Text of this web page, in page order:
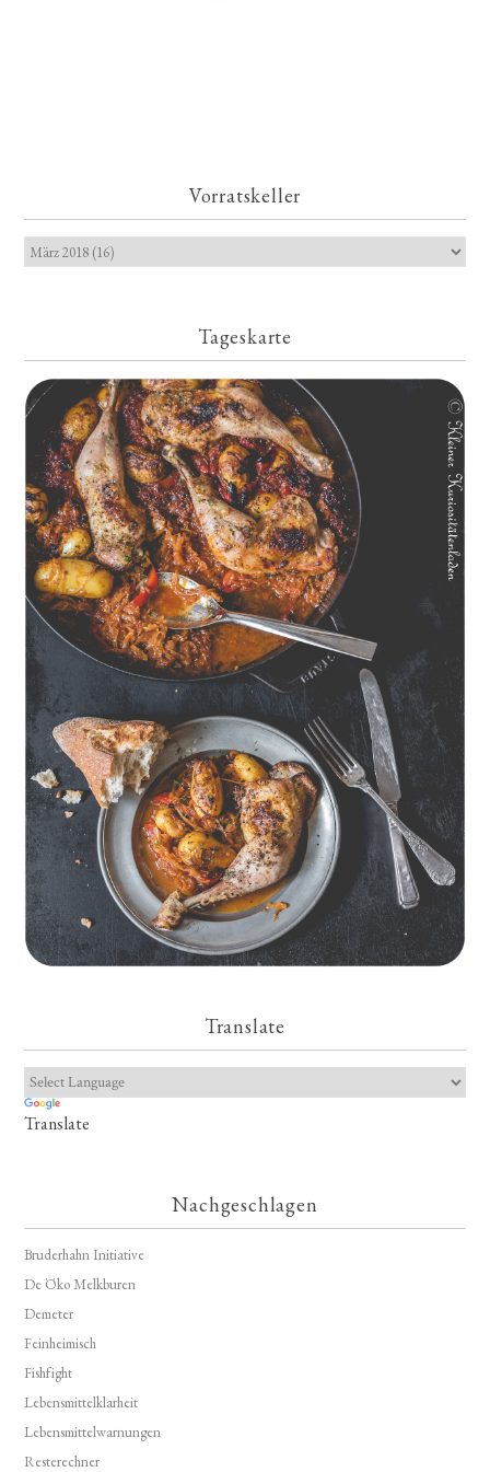
Vorratskeller
Tageskarte
Geschmorte Hähnchenschenkel auf Paprikakraut und kleinen
Kartoffeln
Translate
Translate
Nachgeschlagen
Bruderhahn Initiative
De Öko Melkburen
Demeter
Feinheimisch
Fishfight
Lebensmittelklarheit
Lebensmittelwarnungen
Resterechner